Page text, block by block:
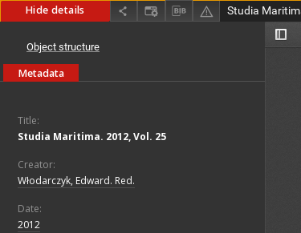
Hide details Studia
Object structure
Metadata
Title:
Studia Maritima. 2012, Vol. 25
Creator:
Włodarczyk, Edward. Red.
Date:
2012